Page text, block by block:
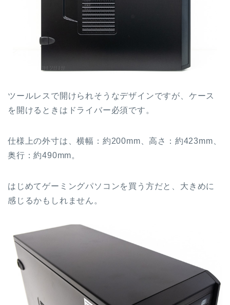
ツールレスで開けられそうなデザインですが、ケース
を開けるときはドライバー必須です。
仕様上の外寸は、横幅：約200mm、高さ：約423mm、
奥行：約490mm。
はじめてゲーミングパソコンを買う方だと、大きめに
感じるかもしれません。